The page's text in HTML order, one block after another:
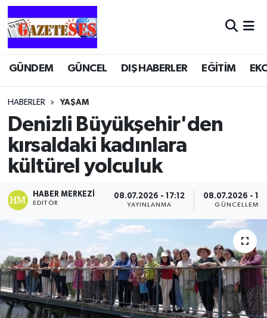
GÜNDEM GÜNCEL DIŞ HABERLER EĞİTİM
HABERLER YAŞAM
Denizli Büyükşehir'den
kırsaldaki kadınlara
kültürel yolculuk
HABER MERKEZI
EDITÖR
08.07.2026 - 17:12
YAYINLANMA
08.07.2026 -
GÜNCELLEME